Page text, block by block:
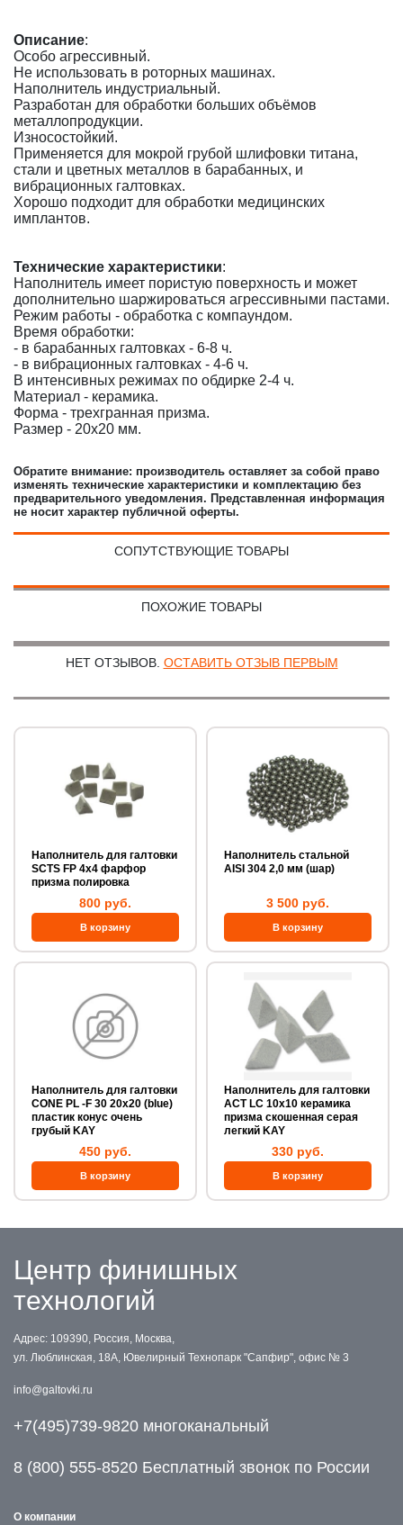
Описание:
Особо агрессивный.
Не использовать в роторных машинах.
Наполнитель индустриальный.
Разработан для обработки больших объёмов
металлопродукции.
Износостойкий.
Применяется для мокрой грубой шлифовки титана,
стали и цветных металлов в барабанных, и
вибрационных галтовках.
Хорошо подходит для обработки медицинских
имплантов.
Технические характеристики:
Наполнитель имеет пористую поверхность и может
дополнительно шаржироваться агрессивными пастами.
Режим работы - обработка с компаундом.
Время обработки:
- в барабанных галтовках - 6-8 ч.
- в вибрационных галтовках - 4-6 ч.
В интенсивных режимах по обдирке 2-4 ч.
Материал - керамика.
Форма - трехгранная призма.
Размер - 20х20 мм.
Обратите внимание: производитель оставляет за собой право
изменять технические характеристики и комплектацию без
предварительного уведомления. Представленная информация
не носит характер публичной оферты.
СОПУТСТВУЮЩИЕ ТОВАРЫ
ПОХОЖИЕ ТОВАРЫ
НЕТ ОТЗЫВОВ. ОСТАВИТЬ ОТЗЫВ ПЕРВЫМ
Наполнитель для галтовки
SCTS FP 4x4 фарфор
призма полировка
800 руб.
Наполнитель стальной
AISI 304 2,0 мм (шар)
3 500 руб.
Наполнитель для галтовки
CONE PL -F 30 20x20 (blue)
пластик конус очень
грубый KAY
450 руб.
Наполнитель для галтовки
ACT LC 10х10 керамика
призма скошенная серая
легкий KAY
330 руб.
Центр финишных
технологий
Адрес: 109390, Россия, Москва,
ул. Люблинская, 18А, Ювелирный Технопарк "Сапфир", офис № 3
info@galtovki.ru
+7(495)739-9820 многоканальный
8 (800) 555-8520 Бесплатный звонок по России
О компании